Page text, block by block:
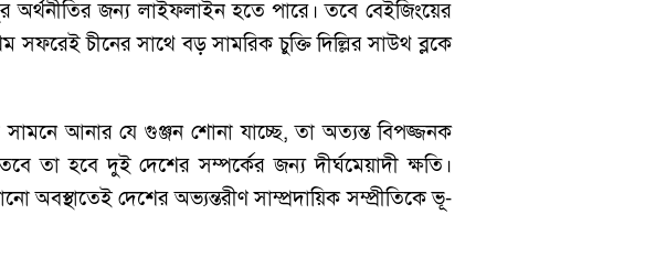
অর্থনীতির জন্য লাইফলাইন হতে পারে। তবে বেইজিংয়ের
সফরেই চীনের সাথে বড় সামরিক চুক্তি দিল্লির সাউথ ব্লকে
আনার যে গুঞ্জন শোনা যাচ্ছে, তা অত্যন্ত বিপজ্জনক
তা হবে দুই দেশের সম্পর্কের জন্য দীর্ঘমেয়াদী ক্ষতি।
অবস্থাতেই দেশের অভ্যন্তরীণ সাম্প্রদায়িক সম্প্রীতিকে ভূ-